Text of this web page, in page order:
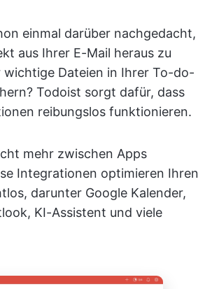
einmal darüber nachgedacht,
aus Ihrer E-Mail heraus zu
wichtige Dateien in Ihrer To-do-
Todoist sorgt dafür, dass
reibungslos funktionieren.
mehr zwischen Apps
Integrationen optimieren Ihren
darunter Google Kalender,
KI-Assistent und viele